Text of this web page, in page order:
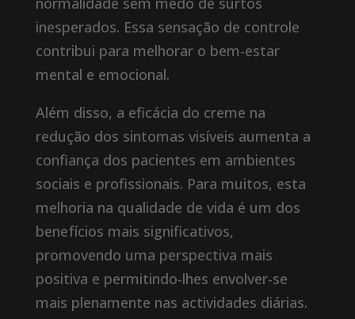
inesperados. Essa sensação de controle
contribui para melhorar o bem-estar
mental e emocional.
Além disso, a eficácia do creme na
redução dos sintomas visíveis aumenta a
confiança dos pacientes em ambientes
sociais e profissionais. Para muitos, esta
melhoria na qualidade de vida é um dos
benefícios mais significativos,
promovendo uma perspectiva mais
positiva e permitindo-lhes envolver-se
mais plenamente nas actividades diárias.